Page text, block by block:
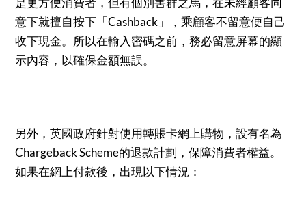
意下就擅自按下「Cashback」，乘顧客不留意便自己
收下現金。所以在輸入密碼之前，務必留意屏幕的顯
示內容，以確保金額無誤。
另外，英國政府針對使用轉賬卡網上購物，設有名為
Chargeback Scheme的退款計劃，保障消費者權益。
如果在網上付款後，出現以下情況：